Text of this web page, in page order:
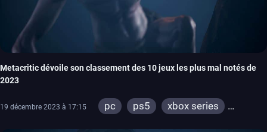
Metacritic dévoile son classement des 10 jeux les plus mal notés de
2023
19 décembre 2023 à 17:15 pc ps5
xbox series